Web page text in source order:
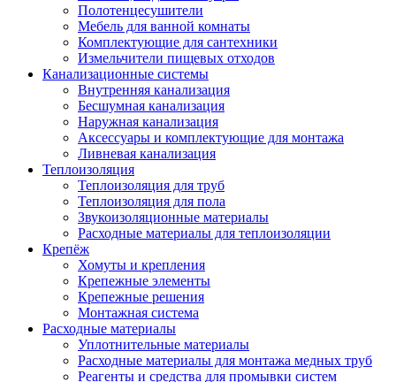
Полотенцесушители
Мебель для ванной комнаты
Комплектующие для сантехники
Измельчители пищевых отходов
Канализационные системы
Внутренняя канализация
Бесшумная канализация
Наружная канализация
Аксессуары и комплектующие для монтажа
Ливневая канализация
Теплоизоляция
Теплоизоляция для труб
Теплоизоляция для пола
Звукоизоляционные материалы
Расходные материалы для теплоизоляции
Крепёж
Хомуты и крепления
Крепежные элементы
Крепежные решения
Монтажная система
Расходные материалы
Уплотнительные материалы
Расходные материалы для монтажа медных труб
Реагенты и средства для промывки систем